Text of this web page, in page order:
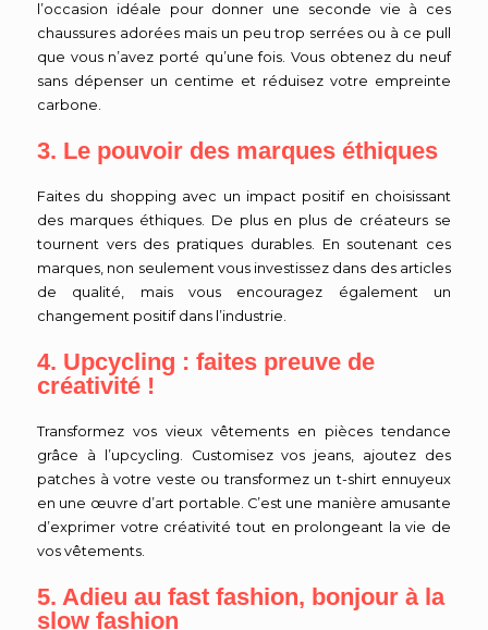
l’occasion idéale pour donner une seconde vie à ces
chaussures adorées mais un peu trop serrées ou à ce pull
que vous n’avez porté qu’une fois. Vous obtenez du neuf
sans dépenser un centime et réduisez votre empreinte
carbone.
3. Le pouvoir des marques éthiques
Faites du shopping avec un impact positif en choisissant
des marques éthiques. De plus en plus de créateurs se
tournent vers des pratiques durables. En soutenant ces
marques, non seulement vous investissez dans des articles
de qualité, mais vous encouragez également un
changement positif dans l’industrie.
4. Upcycling : faites preuve de
créativité !
Transformez vos vieux vêtements en pièces tendance
grâce à l’upcycling. Customisez vos jeans, ajoutez des
patches à votre veste ou transformez un t-shirt ennuyeux
en une œuvre d’art portable. C’est une manière amusante
d’exprimer votre créativité tout en prolongeant la vie de
vos vêtements.
5. Adieu au fast fashion, bonjour à la
slow fashion